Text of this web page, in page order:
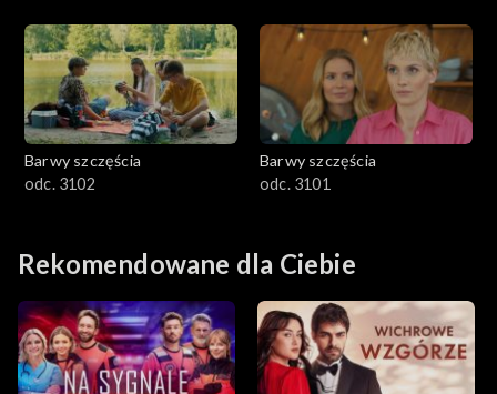
Barwy szczęścia
odc. 3102
Barwy szczęścia
odc. 3101
Rekomendowane dla Ciebie